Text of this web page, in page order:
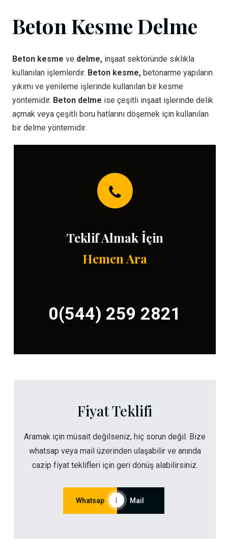
Beton Kesme Delme
Beton kesme ve delme, inşaat sektöründe sıklıkla
kullanılan işlemlerdir. Beton kesme, betonarme yapıların
yıkımı ve yenileme işlerinde kullanılan bir kesme
yöntemidir. Beton delme ise çeşitli inşaat işlerinde delik
açmak veya çeşitli boru hatlarını döşemek için kullanılan
bir delme yöntemidir.
Teklif Almak İçin
Hemen Ara
0(544) 259 2821
Fiyat Teklifi
Aramak için müsait değilseniz, hiç sorun değil. Bize
whatsap veya mail üzerinden ulaşabilir ve anında
cazip fiyat teklifleri için geri dönüş alabilirsiniz.
Whatsap Mail